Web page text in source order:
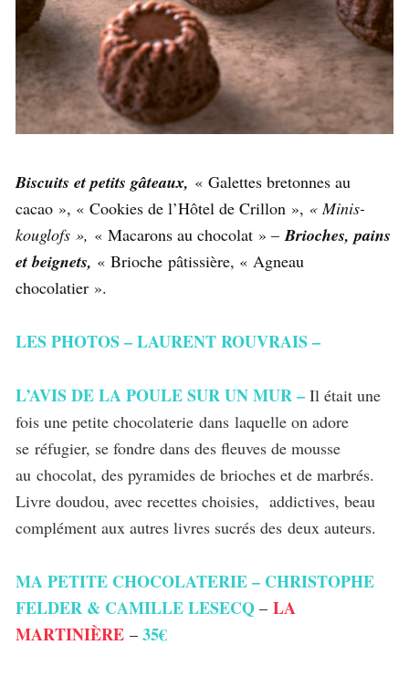
Biscuits et petits gâteaux, « Galettes bretonnes au
cacao », « Cookies de l’Hôtel de Crillon », « Minis-
kouglofs », « Macarons au chocolat » – Brioches, pains
et beignets, « Brioche pâtissière, « Agneau
chocolatier ».
LES PHOTOS – LAURENT ROUVRAIS –
L’AVIS DE LA POULE SUR UN MUR – Il était une
fois une petite chocolaterie dans laquelle on adore
se réfugier, se fondre dans des fleuves de mousse
au chocolat, des pyramides de brioches et de marbrés.
Livre doudou, avec recettes choisies, addictives, beau
complément aux autres livres sucrés des deux auteurs.
MA PETITE CHOCOLATERIE – CHRISTOPHE
FELDER & CAMILLE LESECQ – LA
MARTINIÈRE – 35€